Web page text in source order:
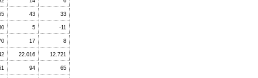
43 33
5 -11
17 8
22.016 12.721
94 65